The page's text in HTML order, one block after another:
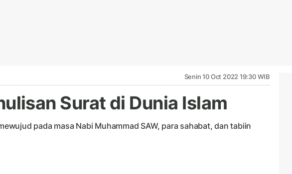
Senin 10 Oct 2022 19:30 WIB
Surat di Dunia Islam
pada masa Nabi Muhammad SAW, para sahabat, dan tabiin